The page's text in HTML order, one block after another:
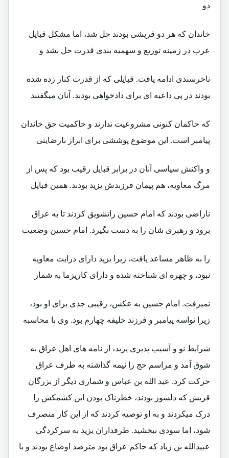
دو
خاندان که هر دو قریشی بودند حل شد، اما مشکل قبایل
عرب در زمینه توزیع و سهمیه بندی قدرت حل نشد و
ناخرسندی ادامه یافت. قبایلی که از قدرت کنار زده شده
بودند در پی داعیه ای برای دادخواهی بودند. آنان میگفتند
که حاکمان کنونی مشروعیت ندارند و حاکمیت حق خاندان
پیامبر است. این موضوع پوششی برای ابراز نارضایتی
و واکنش سیاسی آنان در برابر قبایل رقیب بود که پس از
مرگ معاویه، هم پیمان فرزندش یزید بودند. همین قبایل
ناراضی بودند که امام حسین راتشویق کردند تا به عراق
برود و رهبری شان را به دست بگیرد. امام حسین وضعیت
را به ظاهر مساعد یافت، زیرا یزید دارای درایت معاویه
نبود، و چهره ای شناخته شده و دارای کاریزما به شمار
نمیرفت. امام حسین به عکس، رقیبی جدی برای او بود،
زیرا نواسه پیامبر و فرزند خلیفه چهارم بود. وی با محاسبه
شرایط نو و آسیب پذیری یزید، از نامه های اهل عراق به
شوق آمد و مراسم حج را نیمه گذاشته به طرف عراق
حرکت کرد. عبد الله بن عباس و شماری دیگر از بزرگان
قریش که دلسوز بودند، خطرناک بودن این کشمکش را
درک میکردند و به او توصیه کردند که از این کار منصرف
شود، اما سودی نبخشید. طرفداران یزید به سرکردگی
عبیدالله بن زیاد که حاکم عراق بود مترصد اوضاع بودند و با